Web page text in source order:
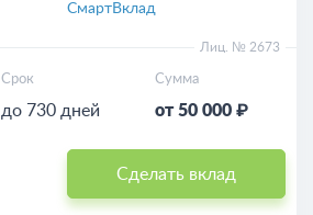
СмартВклад
Лиц. № 2673
Срок
до 730 дней
Сумма
от 50 000 ₽
Сделать вклад